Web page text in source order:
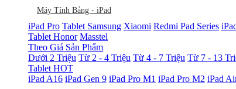
Máy Tính Bảng - iPad
iPad Pro Tablet Samsung Xiaomi Redmi Pad Series
Tablet Honor Masstel
Theo Giá Sản Phẩm
Dưới 2 Triệu Từ 2 - 4 Triệu Từ 4 - 7 Triệu Từ 7 - 13
Tablet HOT
iPad A16 iPad Gen 9 iPad Pro M1 iPad Pro M2 iPad